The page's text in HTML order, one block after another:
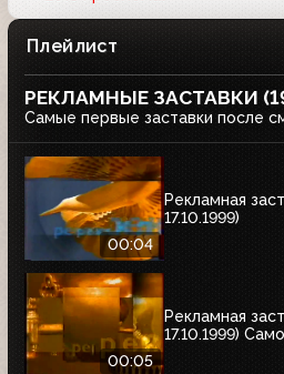
Плейлист
РЕКЛАМНЫЕ ЗАСТАВКИ
Самые первые заставки после
00:04
Рекламная
17.10.1999)
00:05
Рекламная
17.10.1999)